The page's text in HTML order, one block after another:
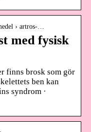
› artros-…
med fysisk
finns brosk som gör
ben kan
syndrom ·